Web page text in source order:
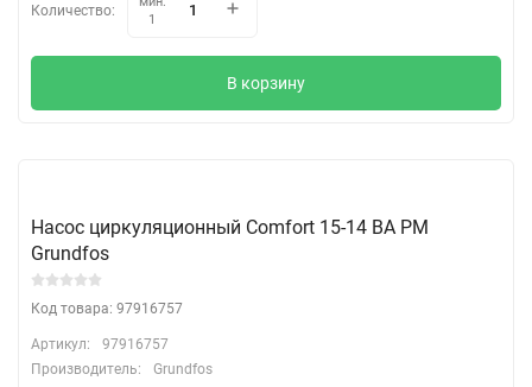
Количество:
1
В корзину
Насос циркуляционный Comfort 15-14 BA PM
Grundfos
Код товара: 97916757
Артикул:
97916757
Производитель:
Grundfos